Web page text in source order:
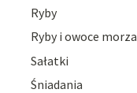
Ryby
Ryby i owoce morza
Sałatki
Śniadania